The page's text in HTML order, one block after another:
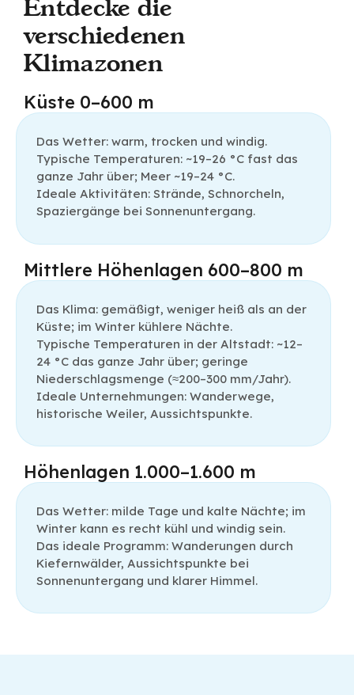
Entdecke die
verschiedenen
Klimazonen
Küste 0–600 m
Das Wetter: warm, trocken und windig.
Typische Temperaturen: ~19–26 °C fast das
ganze Jahr über; Meer ~19–24 °C.
Ideale Aktivitäten: Strände, Schnorcheln,
Spaziergänge bei Sonnenuntergang.
Mittlere Höhenlagen 600–800 m
Das Klima: gemäßigt, weniger heiß als an der
Küste; im Winter kühlere Nächte.
Typische Temperaturen in der Altstadt: ~12–
24 °C das ganze Jahr über; geringe
Niederschlagsmenge (≈200–300 mm/Jahr).
Ideale Unternehmungen: Wanderwege,
historische Weiler, Aussichtspunkte.
Höhenlagen 1.000–1.600 m
Das Wetter: milde Tage und kalte Nächte; im
Winter kann es recht kühl und windig sein.
Das ideale Programm: Wanderungen durch
Kiefernwälder, Aussichtspunkte bei
Sonnenuntergang und klarer Himmel.